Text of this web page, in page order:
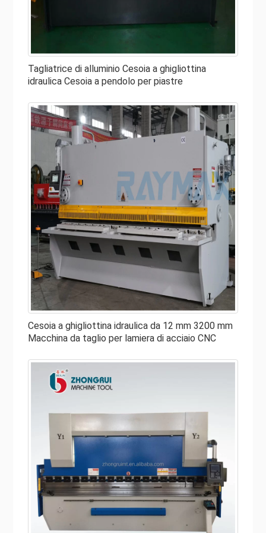
Il termine cesoia significa applicare uno strumento ad
alta pressione su una barra di metallo una volta per
un'attrezzatura industriale con dischi rotanti e lame
utilizzate per tagliare lamiere di ferro duro e barre di
lamiera che veniva utilizzata per tagliare la lamiera.
Quando si tratta di tranciatura del metallo, RAYMAX, i
primi 10 produttori di cesoie idrauliche, offre in vendita
una selezione di cesoie per metalli di alta qualità e alta
produzione che sono un gradino sopra la concorrenza. La
nostra cesoia idraulica incorpora le ultime tecnologie con
prestazioni elevate, dispositivi operativi semplici ed è
progettata per funzionare senza intoppi per lungo tempo.
Le parti principali della cesoia idraulica
da considerare prima dell'acquisto
Una volta che decidi di acquistare una nuova attrezzatura
di taglio, vuoi assicurarti di ottenere la macchina adatta
alle tue esigenze. Ogni pezzo e parte giocano nel
successo della produzione. Sebbene questi componenti
sono parti eccezionali nelle cesoie per lamiere. Ecco le
caratteristiche da considerare quando si acquista una
● Cornice principale
Assicurati che il tuo mainframe sia robusto e durevole. Il
mainframe della vostra cesoia idraulica è la “spina
dorsale” del suo funzionamento. Questo telaio è ciò che
supporta l'intera macchina come il sistema di
azionamento, il letto e altri componenti. Se il telaio è
Tagliatrice di alluminio Cesoia a ghigliottina
idraulica Cesoia a pendolo per piastre
Cesoia a ghigliottina idraulica da 12 mm 3200 mm
Macchina da taglio per lamiera di acciaio CNC